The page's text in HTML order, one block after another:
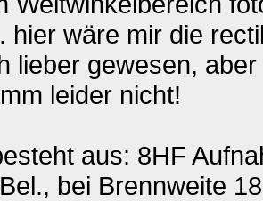
hier wäre mir die
lieber gewesen,
leider nicht!
aus: 8HF
bei Brennweite